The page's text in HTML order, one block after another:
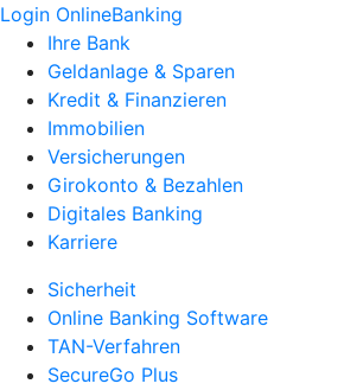
Login OnlineBanking
Ihre Bank
Geldanlage & Sparen
Kredit & Finanzieren
Immobilien
Versicherungen
Girokonto & Bezahlen
Digitales Banking
Karriere
Sicherheit
Online Banking Software
TAN-Verfahren
SecureGo Plus